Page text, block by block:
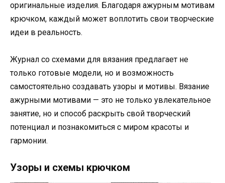
оригинальные изделия. Благодаря ажурным мотивам
крючком, каждый может воплотить свои творческие
идеи в реальность.
Журнал со схемами для вязания предлагает не
только готовые модели, но и возможность
самостоятельно создавать узоры и мотивы. Вязание
ажурными мотивами — это не только увлекательное
занятие, но и способ раскрыть свой творческий
потенциал и познакомиться с миром красоты и
гармонии.
Узоры и схемы крючком